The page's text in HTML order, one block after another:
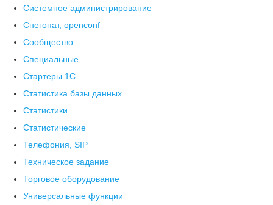
Системное администрирование
Снегопат, openconf
Сообщество
Специальные
Стартеры 1С
Статистика базы данных
Статистики
Статистические
Телефония, SIP
Техническое задание
Торговое оборудование
Универсальные функции